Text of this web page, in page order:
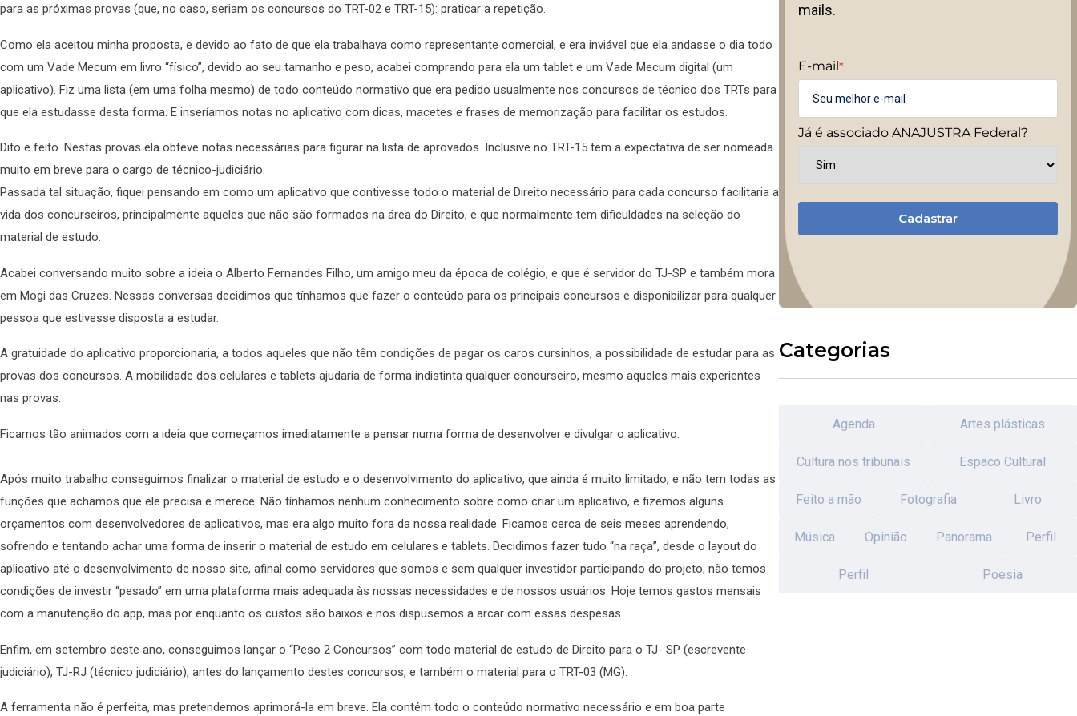
para as próximas provas (que, no caso, seriam os concursos do TRT-02 e TRT-15): praticar a repetição.
Como ela aceitou minha proposta, e devido ao fato de que ela trabalhava como representante comercial, e era inviável que ela andasse o dia todo
com um Vade Mecum em livro “físico”, devido ao seu tamanho e peso, acabei comprando para ela um tablet e um Vade Mecum digital (um
aplicativo). Fiz uma lista (em uma folha mesmo) de todo conteúdo normativo que era pedido usualmente nos concursos de técnico dos TRTs para
que ela estudasse desta forma. E inseríamos notas no aplicativo com dicas, macetes e frases de memorização para facilitar os estudos.
Dito e feito. Nestas provas ela obteve notas necessárias para figurar na lista de aprovados. Inclusive no TRT-15 tem a expectativa de ser nomeada
muito em breve para o cargo de técnico-judiciário.
Passada tal situação, fiquei pensando em como um aplicativo que contivesse todo o material de Direito necessário para cada concurso facilitaria a
vida dos concurseiros, principalmente aqueles que não são formados na área do Direito, e que normalmente tem dificuldades na seleção do
material de estudo.
Acabei conversando muito sobre a ideia o Alberto Fernandes Filho, um amigo meu da época de colégio, e que é servidor do TJ-SP e também mora
em Mogi das Cruzes. Nessas conversas decidimos que tínhamos que fazer o conteúdo para os principais concursos e disponibilizar para qualquer
pessoa que estivesse disposta a estudar.
A gratuidade do aplicativo proporcionaria, a todos aqueles que não têm condições de pagar os caros cursinhos, a possibilidade de estudar para as
provas dos concursos. A mobilidade dos celulares e tablets ajudaria de forma indistinta qualquer concurseiro, mesmo aqueles mais experientes
nas provas.
Ficamos tão animados com a ideia que começamos imediatamente a pensar numa forma de desenvolver e divulgar o aplicativo.
Após muito trabalho conseguimos finalizar o material de estudo e o desenvolvimento do aplicativo, que ainda é muito limitado, e não tem todas as
funções que achamos que ele precisa e merece. Não tínhamos nenhum conhecimento sobre como criar um aplicativo, e fizemos alguns
orçamentos com desenvolvedores de aplicativos, mas era algo muito fora da nossa realidade. Ficamos cerca de seis meses aprendendo,
sofrendo e tentando achar uma forma de inserir o material de estudo em celulares e tablets. Decidimos fazer tudo “na raça”, desde o layout do
aplicativo até o desenvolvimento de nosso site, afinal como servidores que somos e sem qualquer investidor participando do projeto, não temos
condições de investir “pesado” em uma plataforma mais adequada às nossas necessidades e de nossos usuários. Hoje temos gastos mensais
com a manutenção do app, mas por enquanto os custos são baixos e nos dispusemos a arcar com essas despesas.
Enfim, em setembro deste ano, conseguimos lançar o “Peso 2 Concursos” com todo material de estudo de Direito para o TJ- SP (escrevente
judiciário), TJ-RJ (técnico judiciário), antes do lançamento destes concursos, e também o material para o TRT-03 (MG).
A ferramenta não é perfeita, mas pretendemos aprimorá-la em breve. Ela contém todo o conteúdo normativo necessário e em boa parte
mails.
E-mail*
Já é associado ANAJUSTRA Federal?
Cadastrar
Categorias
Agenda Artes plásticas
Cultura nos tribunais Espaco Cultural
Feito a mão Fotografia Livro
Música Opinião Panorama Perfil
Perfil Poesia